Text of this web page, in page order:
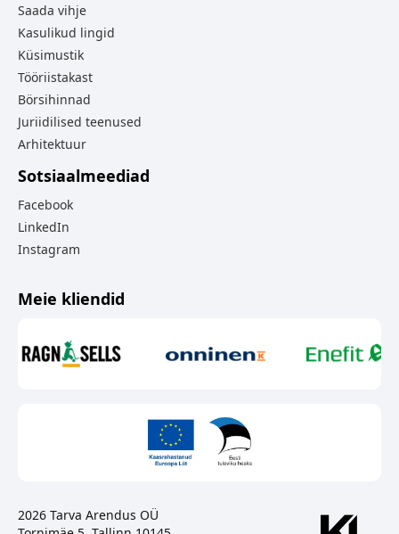
Saada vihje
Kasulikud lingid
Küsimustik
Tööriistakast
Börsihinnad
Juriidilised teenused
Arhitektuur
Sotsiaalmeediad
Facebook
LinkedIn
Instagram
Meie kliendid
2026 Tarva Arendus OÜ